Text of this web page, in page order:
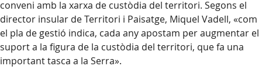
conveni amb la xarxa de custòdia del territori. Segons el
director insular de Territori i Paisatge, Miquel Vadell, «com
el pla de gestió indica, cada any apostam per augmentar el
suport a la figura de la custòdia del territori, que fa una
important tasca a la Serra».